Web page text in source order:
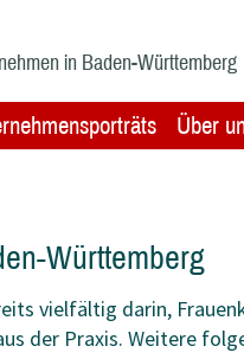
in Baden-Württemberg
Über
Württemberg
vielfältig darin,
der Praxis. Weitere